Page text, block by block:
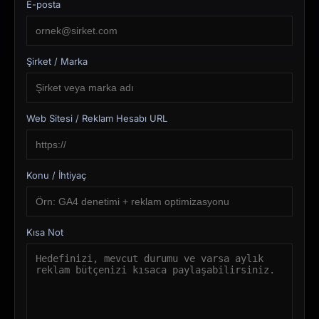
E-posta
Şirket / Marka
Web Sitesi / Reklam Hesabı URL
Konu / İhtiyaç
Kısa Not